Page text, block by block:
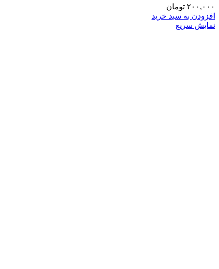
۲۰۰,۰۰۰ تومان
افزودن به سبد خرید
نمایش سریع